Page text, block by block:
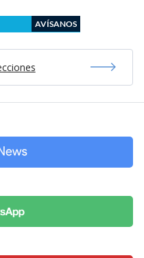
AVÍSANOS